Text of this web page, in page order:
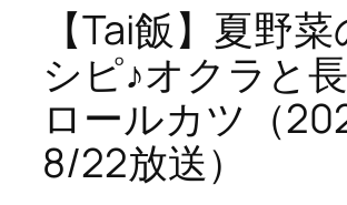
【Tai飯】夏野
シピ♪オクラと
ロールカツ（
8/22放送）